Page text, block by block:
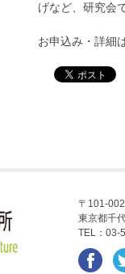
げなど、研究会
お申込み・
〒101-
東京都千
TEL：